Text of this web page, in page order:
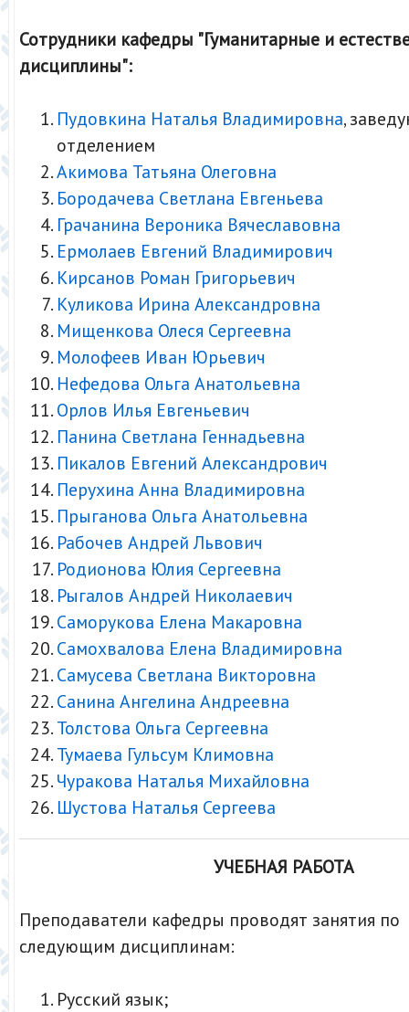
Сотрудники кафедры "Гуманитарные и
дисциплины":
Пудовкина Наталья Владимировна,
отделением
Акимова Татьяна Олеговна
Бородачева Светлана Евгеньева
Грачанина Вероника Вячеславовна
Ермолаев Евгений Владимирович
Кирсанов Роман Григорьевич
Куликова Ирина Александровна
Мищенкова Олеся Сергеевна
Молофеев Иван Юрьевич
Нефедова Ольга Анатольевна
Орлов Илья Евгеньевич
Панина Светлана Геннадьевна
Пикалов Евгений Александрович
Перухина Анна Владимировна
Прыганова Ольга Анатольевна
Рабочев Андрей Львович
Родионова Юлия Сергеевна
Рыгалов Андрей Николаевич
Саморукова Елена Макаровна
Самохвалова Елена Владимировна
Самусева Светлана Викторовна
Санина Ангелина Андреевна
Толстова Ольга Сергеевна
Тумаева Гульсум Климовна
Чуракова Наталья Михайловна
Шустова Наталья Сергеева
УЧЕБНАЯ РАБОТА
Преподаватели кафедры проводят занятия по
следующим дисциплинам:
Русский язык;